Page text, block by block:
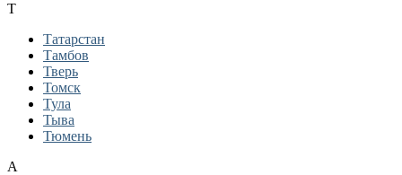
Т
Татарстан
Тамбов
Тверь
Томск
Тула
Тыва
Тюмень
А